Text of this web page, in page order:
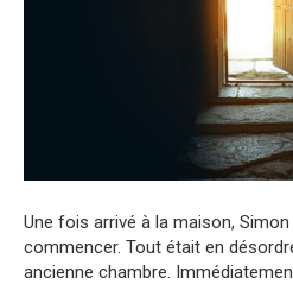
Une fois arrivé à la maison,
commencer. Tout était en
ancienne chambre.